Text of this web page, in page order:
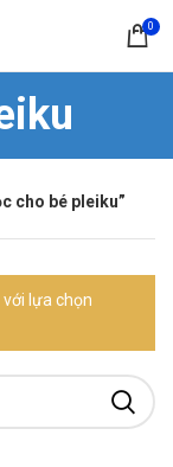
0
cho bé pleiku”
lựa chọn